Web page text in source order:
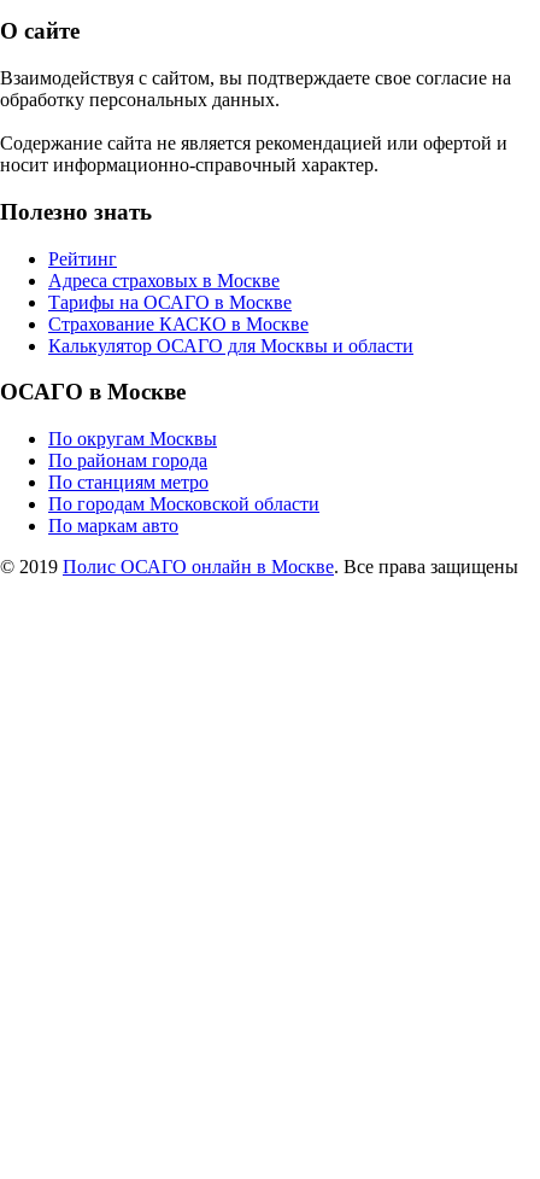
О сайте
Взаимодействуя с сайтом, вы подтверждаете свое согласие на
обработку персональных данных.
Содержание сайта не является рекомендацией или офертой и
носит информационно-справочный характер.
Полезно знать
Рейтинг
Адреса страховых в Москве
Тарифы на ОСАГО в Москве
Страхование КАСКО в Москве
Калькулятор ОСАГО для Москвы и области
ОСАГО в Москве
По округам Москвы
По районам города
По станциям метро
По городам Московской области
По маркам авто
© 2019 Полис ОСАГО онлайн в Москве. Все права защищены